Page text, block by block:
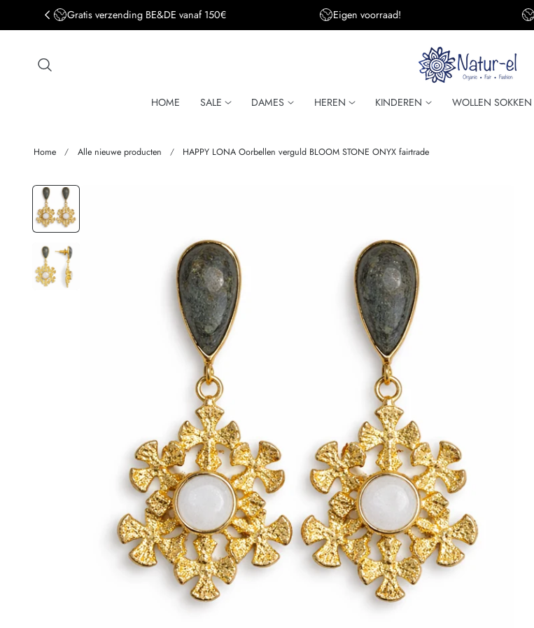
de inhoud Gratis verzending BE&DE vanaf 150€ Eigen voorraad!
HOME SALE DAMES HEREN KINDEREN WOLLEN SOKKEN
Home Alle nieuwe producten HAPPY LONA Oorbellen verguld BLOOM STONE ONYX fairtrade